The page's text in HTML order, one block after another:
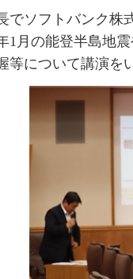
でソフトバンク株
1月の能登半島地
等について講演を